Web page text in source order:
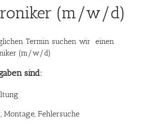
(m/w/d)
Termin suchen wir einen
(m/w/d)
sind:
Montage, Fehlersuche